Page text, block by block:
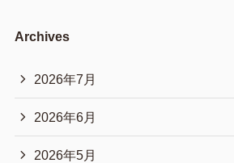
Archives
2026年7月
2026年6月
2026年5月